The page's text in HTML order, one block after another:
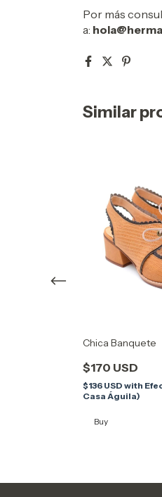
Por más
a:
Similar
Chica Banquete
$170 USD
$136 USD with
Casa Águila)
Buy